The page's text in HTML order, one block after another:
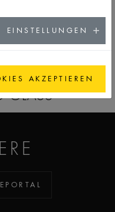
GLASS
EINSTELLUNGEN
AKZEPTIEREN